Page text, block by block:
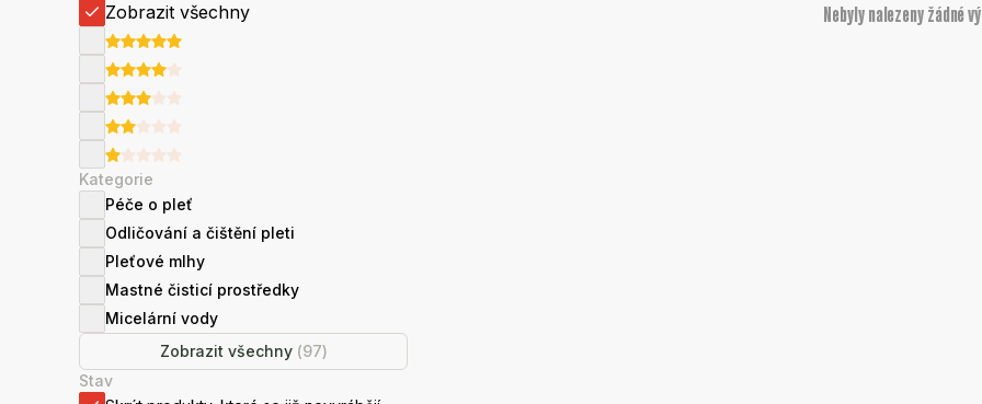
Zobrazit všechny
Kategorie
Péče o pleť
Odličování a čištění pleti
Pleťové mlhy
Mastné čisticí prostředky
Micelární vody
Zobrazit všechny (97)
Stav
Nebyly nalezeny žádné